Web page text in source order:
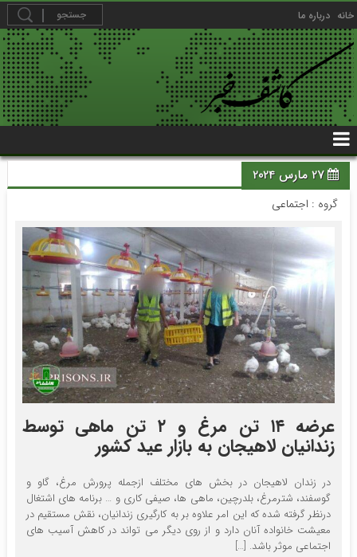
خانه درباره ما
27 مارس 2024
گروه : اجتماعی
عرضه ۱۴ تن مرغ و ۲ تن ماهی توسط
زندانیان لاهیجان به بازار عید کشور
در زندان لاهیجان در بخش های مختلف ازجمله پرورش مرغ، گاو و
گوسفند، شترمرغ، بلدرچین، ماهی ها، صیفی کاری و … برنامه های اشتغال
درنظر گرفته شده که این امر علاوه بر به کارگیری زندانیان، نقش مستقیم در
معیشت خانواده آنان دارد و از روی دیگر می تواند در کاهش آسیب های
اجتماعی موثر باشد. […]